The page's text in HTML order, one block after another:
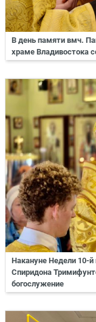
В день памяти вмч.
храме Владивостока
Накануне Недели 10-
Спиридона
богослужение